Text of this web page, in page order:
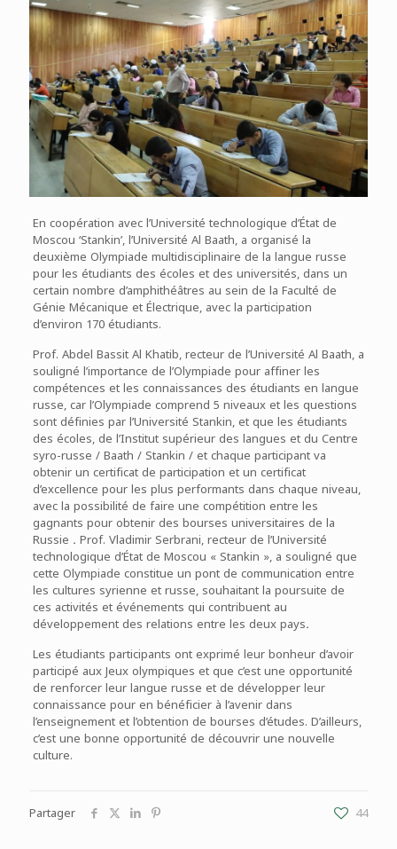
En coopération avec l’Université technologique d’État de
Moscou ‘Stankin’, l’Université Al Baath, a organisé la
deuxième Olympiade multidisciplinaire de la langue russe
pour les étudiants des écoles et des universités, dans un
certain nombre d’amphithéâtres au sein de la Faculté de
Génie Mécanique et Électrique, avec la participation
d’environ 170 étudiants.
Prof. Abdel Bassit Al Khatib, recteur de l’Université Al Baath, a
souligné l’importance de l’Olympiade pour affiner les
compétences et les connaissances des étudiants en langue
russe, car l’Olympiade comprend 5 niveaux et les questions
sont définies par l’Université Stankin, et que les étudiants
des écoles, de l’Institut supérieur des langues et du Centre
syro-russe / Baath / Stankin / et chaque participant va
obtenir un certificat de participation et un certificat
d’excellence pour les plus performants dans chaque niveau,
avec la possibilité de faire une compétition entre les
gagnants pour obtenir des bourses universitaires de la
Russie . Prof. Vladimir Serbrani, recteur de l’Université
technologique d’État de Moscou « Stankin », a souligné que
cette Olympiade constitue un pont de communication entre
les cultures syrienne et russe, souhaitant la poursuite de
ces activités et événements qui contribuent au
développement des relations entre les deux pays.
Les étudiants participants ont exprimé leur bonheur d’avoir
participé aux Jeux olympiques et que c’est une opportunité
de renforcer leur langue russe et de développer leur
connaissance pour en bénéficier à l’avenir dans
l’enseignement et l’obtention de bourses d’études. D’ailleurs,
c’est une bonne opportunité de découvrir une nouvelle
culture.
Partager 44